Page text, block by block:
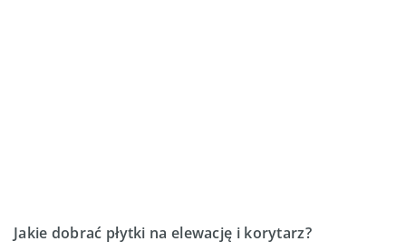
Jakie dobrać płytki na elewację i korytarz?